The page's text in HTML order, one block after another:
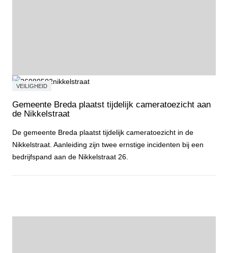
VEILIGHEID
Gemeente Breda plaatst tijdelijk cameratoezicht aan
de Nikkelstraat
De gemeente Breda plaatst tijdelijk cameratoezicht in de
Nikkelstraat. Aanleiding zijn twee ernstige incidenten bij een
bedrijfspand aan de Nikkelstraat 26.